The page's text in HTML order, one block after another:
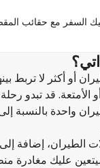
السفر مع حقائب
أو أكثر لا تربط
الأمتعة. قد تبدو
واحدة بالنسبة
الطيران، إضافة
عليك مغادرة